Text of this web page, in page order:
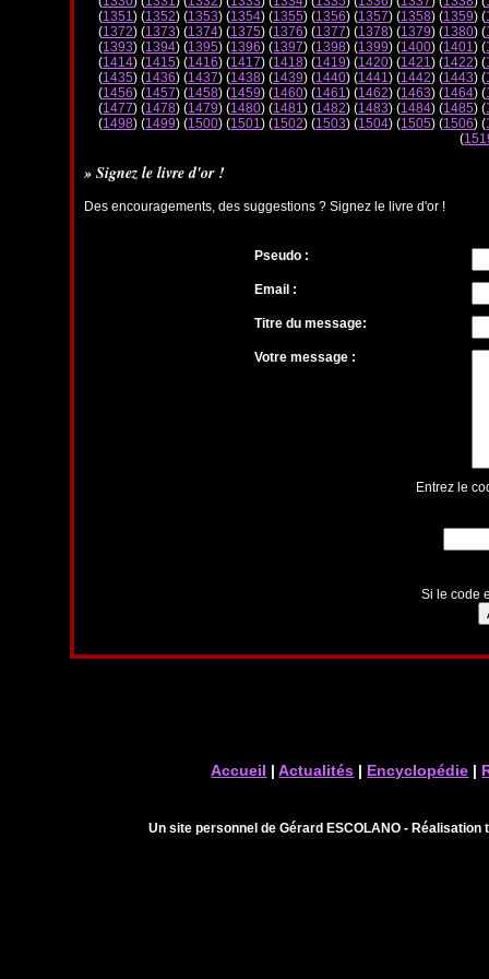
(1351) (1352) (1353) (1354) (1355) (1356) (1357) (1358) (1359) (
(1372) (1373) (1374) (1375) (1376) (1377) (1378) (1379) (1380) (
(1393) (1394) (1395) (1396) (1397) (1398) (1399) (1400) (1401) (
(1414) (1415) (1416) (1417) (1418) (1419) (1420) (1421) (1422) (
(1435) (1436) (1437) (1438) (1439) (1440) (1441) (1442) (1443) (
(1456) (1457) (1458) (1459) (1460) (1461) (1462) (1463) (1464) (
(1477) (1478) (1479) (1480) (1481) (1482) (1483) (1484) (1485) (
(1498) (1499) (1500) (1501) (1502) (1503) (1504) (1505) (1506) (
(
» Signez le livre d'or !
Des encouragements, des suggestions ? Signez le livre d'or !
Pseudo :
Email :
Titre du message:
Votre message :
Entrez le
Si le code
Accueil |Actualités | Encyclopédie |
Un site personnel de Gérard ESCOLANO -